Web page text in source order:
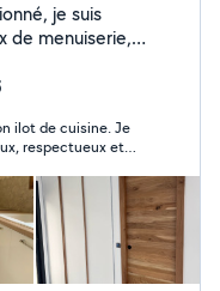
je suis
de menuiserie,
m'engage à fournir
à vos besoins
réalisé avec
ou d'un
ilot de cuisine. Je
respectueux et
Fiona et Yannys